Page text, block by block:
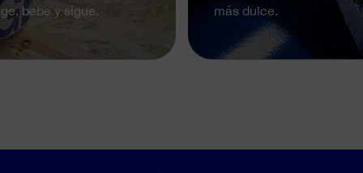
bebe y sigue.
más dulce.